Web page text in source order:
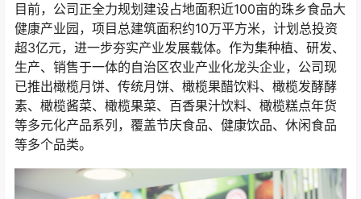
目前，公司正全力规划建设占地面积近100亩的珠乡食品大
健康产业园，项目总建筑面积约10万平方米，计划总投资
超3亿元，进一步夯实产业发展载体。作为集种植、研发、
生产、销售于一体的自治区农业产业化龙头企业，公司现
已推出橄榄月饼、传统月饼、橄榄果醋饮料、橄榄发酵酵
素、橄榄酱菜、橄榄果菜、百香果汁饮料、橄榄糕点年货
等多元化产品系列，覆盖节庆食品、健康饮品、休闲食品
等多个品类。